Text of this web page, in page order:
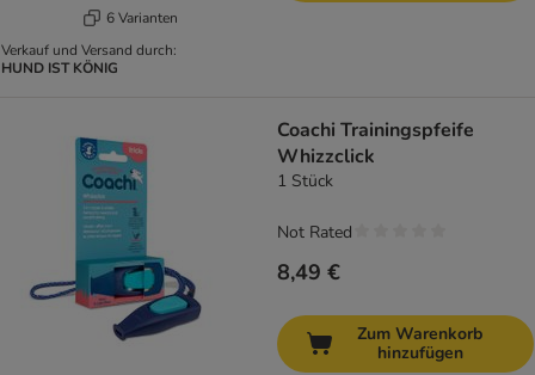
6 Varianten
Verkauf und Versand durch:
HUND IST KÖNIG
Coachi Trainingspfeife
Whizzclick
1 Stück
8,49 €
Not Rated
Zum Warenkorb
hinzufügen